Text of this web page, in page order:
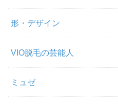
形・デザイン
VIO脱毛の芸能人
ミュゼ